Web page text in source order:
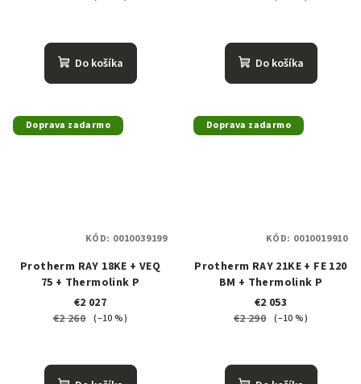
Do košíka Do košíka
Doprava zadarmo
Protherm RAY 18KE + VEQ
75 + Thermolink P
€2 027
€2 260 (–10 %)
KÓD: 0010039199
Doprava zadarmo
Protherm RAY 21KE + FE 120
BM + Thermolink P
€2 053
€2 290 (–10 %)
KÓD: 0010019910